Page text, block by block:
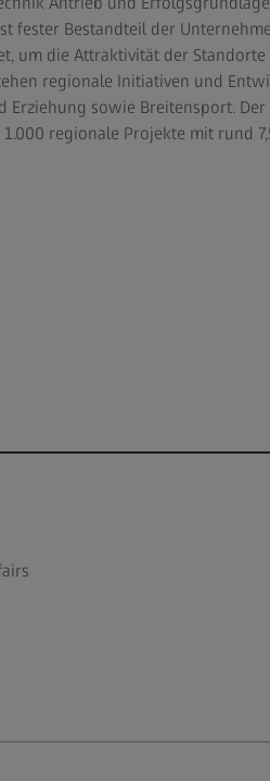
fester Bestandteil der
um die Attraktivität der Standorte
regionale Initiativen und
sowie Breitensport. Der
regionale Projekte mit rund